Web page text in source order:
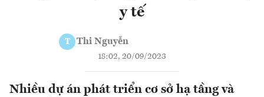
y tế
T Thi Nguyễn
18:02, 20/09/2023
Nhiều dự án phát triển cơ sở hạ tầng và